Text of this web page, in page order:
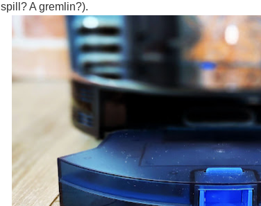
spill? A gremlin?).